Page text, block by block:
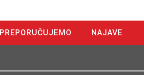
PREPORUČUJEMO
NAJAVE